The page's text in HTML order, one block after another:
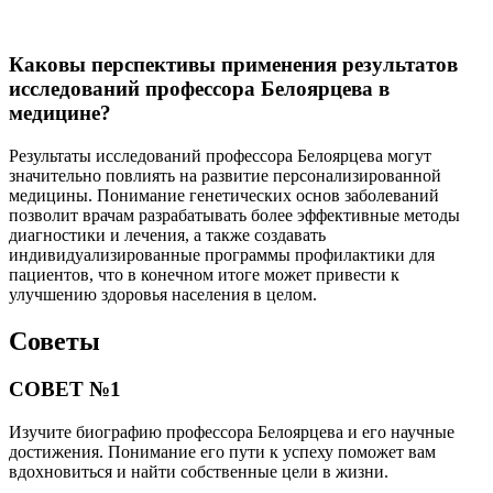
Каковы перспективы применения результатов
исследований профессора Белоярцева в
медицине?
Результаты исследований профессора Белоярцева могут
значительно повлиять на развитие персонализированной
медицины. Понимание генетических основ заболеваний
позволит врачам разрабатывать более эффективные методы
диагностики и лечения, а также создавать
индивидуализированные программы профилактики для
пациентов, что в конечном итоге может привести к
улучшению здоровья населения в целом.
Советы
СОВЕТ №1
Изучите биографию профессора Белоярцева и его научные
достижения. Понимание его пути к успеху поможет вам
вдохновиться и найти собственные цели в жизни.